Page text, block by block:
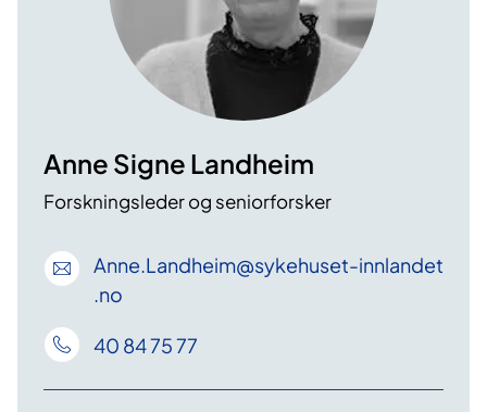
Anne Signe Landheim
Forskningsleder og seniorforsker
Anne.Landheim@sykehuset-innlandet
.no
40 84 75 77